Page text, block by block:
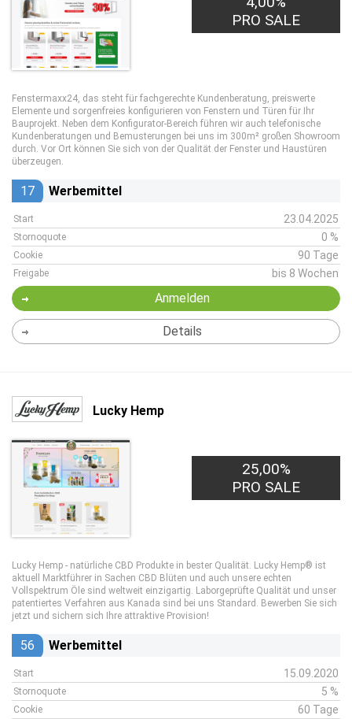
PRO SALE
Fenstermaxx24, das steht für fachgerechte Kundenberatung, preiswerte
Elemente und sorgenfreies konfigurieren von Fenstern und Türen für Ihr
Bauprojekt. Neben dem Konfigurator-Bereich führen wir auch telefonische
Kundenberatungen und Bemusterungen bei uns im 300m² großen Showroom
durch. Vor Ort können Sie sich von der Qualität der Fenster und Haustüren
überzeugen.
17 Werbemittel
Start 23.04.2025
Stornoquote 0 %
Cookie 90 Tage
Freigabe bis 8 Wochen
Anmelden
Details
Lucky Hemp
25,00%
PRO SALE
Lucky Hemp - natürliche CBD Produkte in bester Qualität. Lucky Hemp® ist
aktuell Marktführer in Sachen CBD Blüten und auch unsere echten
Vollspektrum Öle sind weltweit einzigartig. Laborgeprüfte Qualität und unser
patentiertes Verfahren aus Kanada sind bei uns Standard. Bewerben Sie sich
jetzt und sichern sich Ihre attraktive Provision!
56 Werbemittel
Start 15.09.2020
Stornoquote 5 %
Cookie 60 Tage